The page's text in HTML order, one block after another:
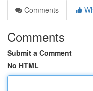
Comments
Comments
Submit a Comment
No HTML